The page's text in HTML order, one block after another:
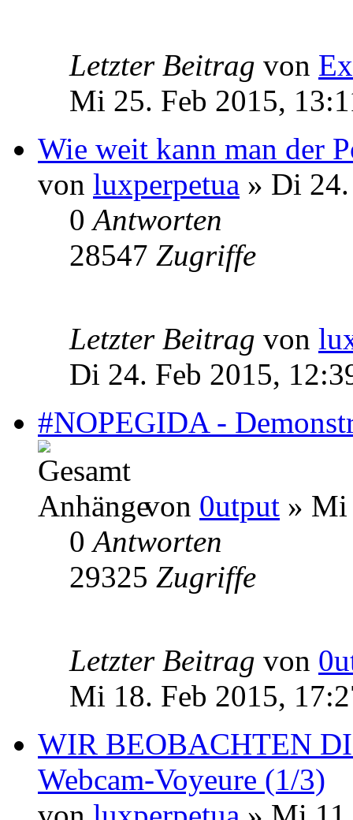
Letzter Beitrag von
Mi 25. Feb 2015,
Wie weit kann man der
von luxperpetua » Di
0Antworten
28547 Zugriffe
Letzter Beitrag von
Di 24. Feb 2015,
#NOPEGIDA -
von 0utput » Mi
0Antworten
29325 Zugriffe
Letzter Beitrag von
Mi 18. Feb 2015,
WIR BEOBACHTEN
Webcam-Voyeure (1/3)